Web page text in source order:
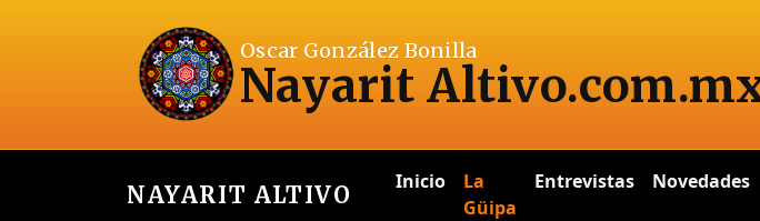
Oscar González Bonilla
Nayarit Altivo
NAYARIT ALTIVO Inicio
La
Güipa
Entrevistas Novedades